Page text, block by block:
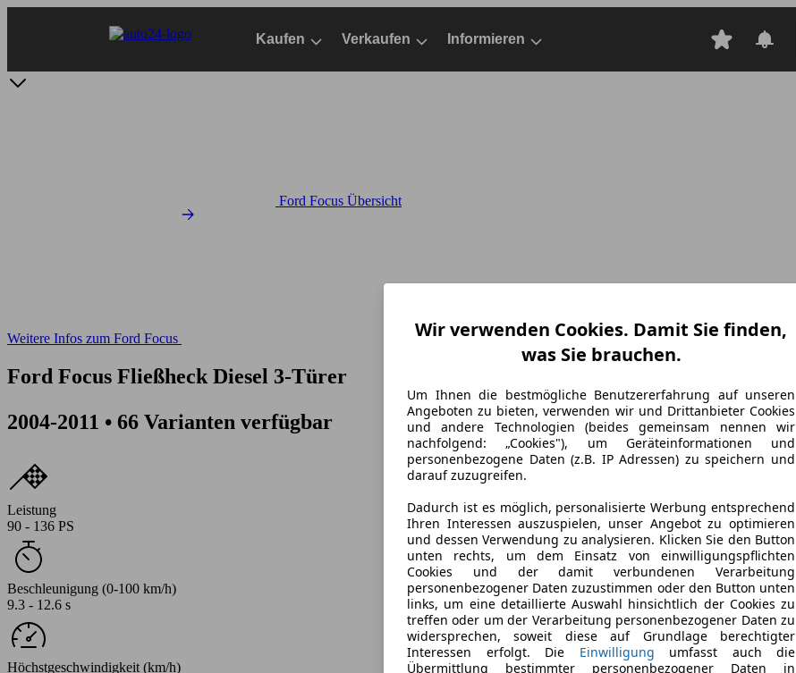
Kaufen Verkaufen Informieren
Ford Focus Übersicht
Weitere Infos zum Ford Focus
Ford Focus Fließheck Diesel 3-Türer
2004-2011 • 66 Varianten verfügbar
Leistung
90 - 136 PS
Beschleunigung (0-100 km/h)
9.3 - 12.6 s
Höchstgeschwindigkeit (km/h)
Wir verwenden Cookies. Damit Sie finden,
was Sie brauchen.
Um Ihnen die bestmögliche Benutzererfahrung auf unseren
Angeboten zu bieten, verwenden wir und Drittanbieter Cookies
und andere Technologien (beides gemeinsam nennen wir
nachfolgend: „Cookies"), um Geräteinformationen und
personenbezogene Daten (z.B. IP Adressen) zu speichern und
darauf zuzugreifen.
Dadurch ist es möglich, personalisierte Werbung entsprechend
Ihren Interessen auszuspielen, unser Angebot zu optimieren
und dessen Verwendung zu analysieren. Klicken Sie den Button
unten rechts, um dem Einsatz von einwilligungspflichten
Cookies und der damit verbundenen Verarbeitung
personenbezogener Daten zuzustimmen oder den Button unten
links, um eine detaillierte Auswahl hinsichtlich der Cookies zu
treffen oder um der Verarbeitung personenbezogener Daten zu
widersprechen, soweit diese auf Grundlage berechtigter
Interessen erfolgt. Die Einwilligung umfasst auch die
Übermittlung bestimmter personenbezogener Daten in